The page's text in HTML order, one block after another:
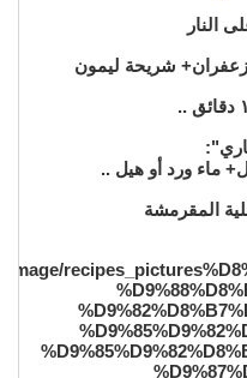
النار
شريحة ليمون
ماء ورد أو هيل ..
المقرمشة